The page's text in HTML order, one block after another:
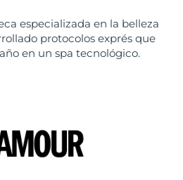
especializada en la belleza
protocolos exprés que
en un spa tecnológico.